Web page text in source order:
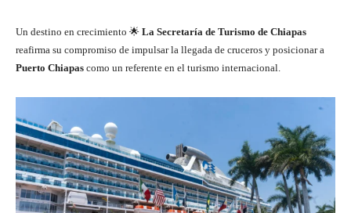
Un destino en crecimiento 🌟 La Secretaría de Turismo de Chiapas
reafirma su compromiso de impulsar la llegada de cruceros y posicionar a
Puerto Chiapas como un referente en el turismo internacional.